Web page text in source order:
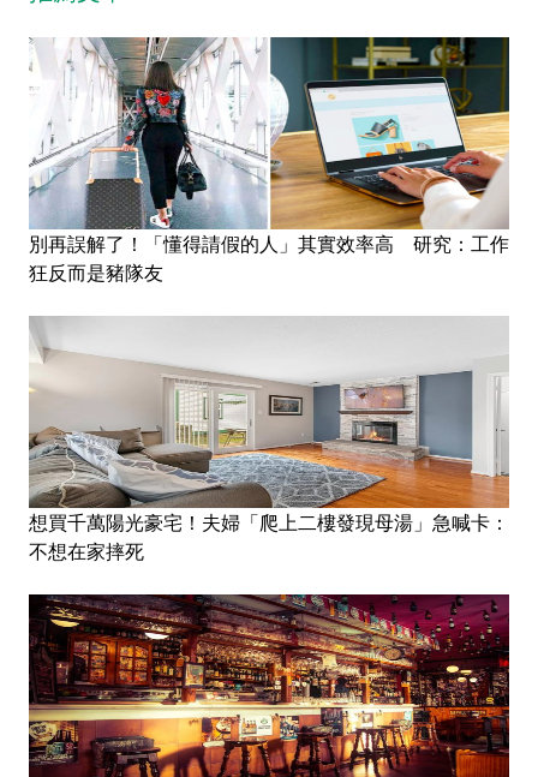
別再誤解了！「懂得請假的人」其實效率高 研究：工作
狂反而是豬隊友
想買千萬陽光豪宅！夫婦「爬上二樓發現母湯」急喊卡：
不想在家摔死